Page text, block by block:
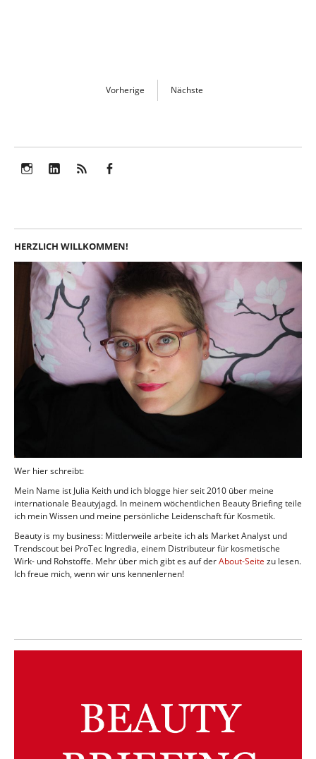
Vorherige Nächste
HERZLICH WILLKOMMEN!
Wer hier schreibt:
Mein Name ist Julia Keith und ich blogge hier seit 2010 über meine
internationale Beautyjagd. In meinem wöchentlichen Beauty Briefing teile
ich mein Wissen und meine persönliche Leidenschaft für Kosmetik.
Beauty is my business: Mittlerweile arbeite ich als Market Analyst und
Trendscout bei ProTec Ingredia, einem Distributeur für kosmetische
Wirk- und Rohstoffe. Mehr über mich gibt es auf derAbout-Seite zu lesen.
Ich freue mich, wenn wir uns kennenlernen!